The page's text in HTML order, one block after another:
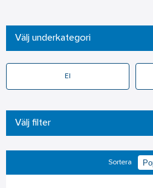
Välj underkategori
El
Välj filter
Sortera